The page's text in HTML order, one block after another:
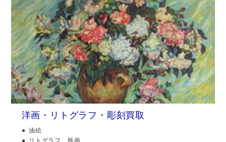
洋画・リトグラフ・彫刻買取
油絵
リトグラフ、版画